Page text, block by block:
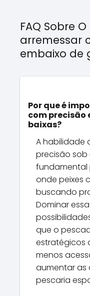
FAQ Sobre
arremessar
embaixo de
Por que é
com precisão
baixas?
A habilidade
precisão sob
fundamental
onde peixes
buscando
Dominar
que o
estratégicos
menos
aumentar as
pescaria